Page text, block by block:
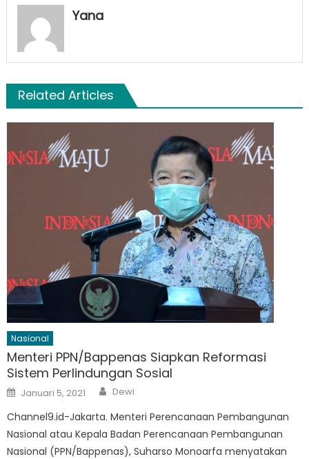
Yana
Related Articles
Nasional
Menteri PPN/Bappenas Siapkan Reformasi
Sistem Perlindungan Sosial
Posted
on
Januari 5, 2021 Author
Dewi
Channel9.id-Jakarta. Menteri Perencanaan Pembangunan
Nasional atau Kepala Badan Perencanaan Pembangunan
Nasional (PPN/Bappenas), Suharso Monoarfa menyatakan